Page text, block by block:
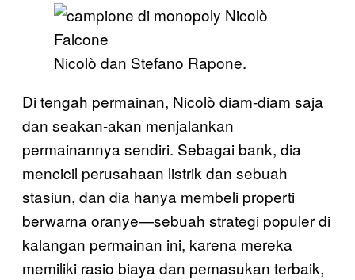
Nicolò dan Stefano Rapone.
Di tengah permainan, Nicolò diam-diam saja
dan seakan-akan menjalankan
permainannya sendiri. Sebagai bank, dia
mencicil perusahaan listrik dan sebuah
stasiun, dan dia hanya membeli properti
berwarna oranye—sebuah strategi populer di
kalangan permainan ini, karena mereka
memiliki rasio biaya dan pemasukan terbaik,